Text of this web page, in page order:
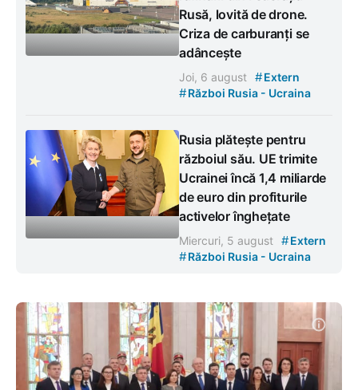
Rusă, lovită de drone.
Criza de carburanți se
adâncește
Joi, 6 august #Extern
#Război Rusia - Ucraina
Rusia plătește pentru
războiul său. UE trimite
Ucrainei încă 1,4 miliarde
de euro din profiturile
activelor înghețate
Miercuri, 5 august #Extern
#Război Rusia - Ucraina